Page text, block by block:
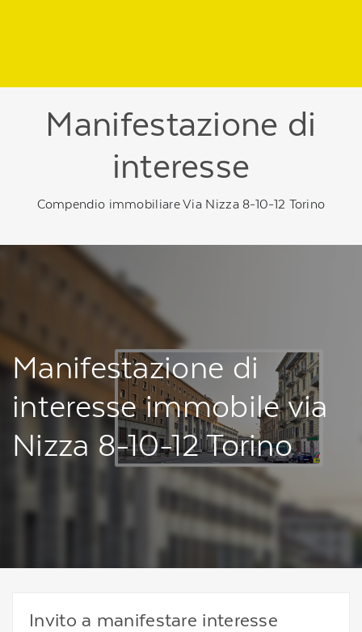
Manifestazione di
interesse
Compendio immobiliare Via Nizza 8-10-12 Torino
Manifestazione di
interesse immobile via
Nizza 8-10-12 Torino
Invito a manifestare interesse